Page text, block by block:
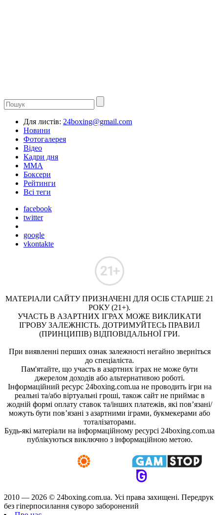
Для листів: 24boxing@gmail.com
Новини
Фотогалерея
Відео
Кадри дня
ММА
Боксери
Рейтинги
Всі теги
facebook
twitter
google
vkontakte
МАТЕРІАЛИ САЙТУ ПРИЗНАЧЕНІ ДЛЯ ОСІБ СТАРШЕ 21
РОКУ (21+).
УЧАСТЬ В АЗАРТНИХ ІГРАХ МОЖЕ ВИКЛИКАТИ
ІГРОВУ ЗАЛЕЖНІСТЬ. ДОТРИМУЙТЕСЬ ПРАВИЛ
(ПРИНЦИПІВ) ВІДПОВІДАЛЬНОЇ ГРИ.
При виявленні перших ознак залежності негайно зверніться
до спеціаліста.
Пам'ятайте, що участь в азартних іграх не може бути
джерелом доходів або альтернативою роботі.
Інформаційний ресурс 24boxing.com.ua не проводить ігри на
реальні та/або віртуальні гроші, також сайт не приймає в
жодній формі оплату ставок та/інших платежів, які пов’язані/
можуть бути пов’язані з азартними іграми, букмекерами або
тоталізаторами.
Будь-які матеріали на інформаційному ресурсі 24boxing.com.ua
публікуються виключно з інформаційною метою.
2010 — 2026 © 24boxing.com.ua. Усi права захищенi. Передрук
без гіперпосилання суворо заборонений